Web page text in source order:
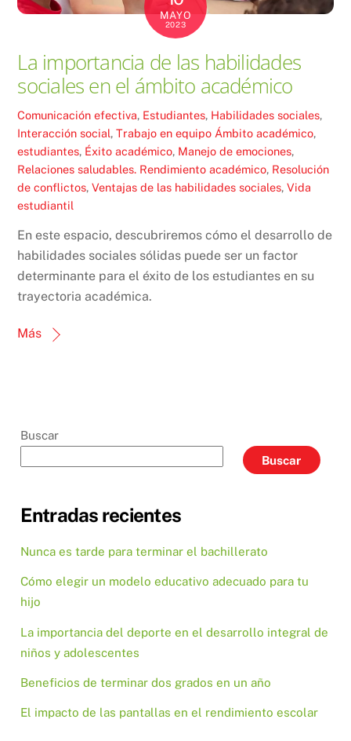
MAYO
2023
La importancia de las habilidades
sociales en el ámbito académico
Comunicación efectiva, Estudiantes, Habilidades sociales,
Interacción social,Trabajo en equipo Ámbito académico,
estudiantes, Éxito académico, Manejo de emociones,
Relaciones saludables. Rendimiento académico, Resolución
de conflictos,Ventajas de las habilidades sociales,Vida
estudiantil
En este espacio, descubriremos cómo el desarrollo de
habilidades sociales sólidas puede ser un factor
determinante para el éxito de los estudiantes en su
trayectoria académica.
Más
Buscar
Buscar
Entradas recientes
Nunca es tarde para terminar el bachillerato
Cómo elegir un modelo educativo adecuado para tu
hijo
La importancia del deporte en el desarrollo integral de
niños y adolescentes
Beneficios de terminar dos grados en un año
El impacto de las pantallas en el rendimiento escolar